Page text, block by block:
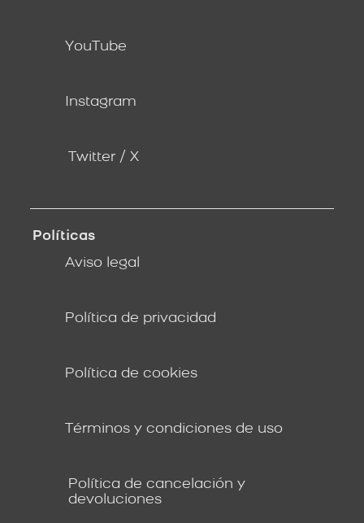
YouTube
Instagram
Twitter / X
Políticas
Aviso legal
Política de privacidad
Política de cookies
Términos y condiciones de uso
Política de cancelación y
devoluciones